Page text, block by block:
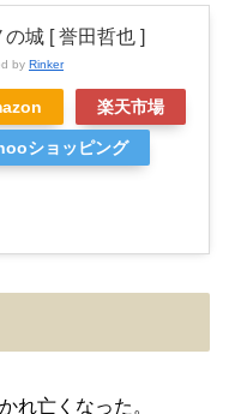
の城 [ 誉田哲也 ]
by Rinker
楽天市場
ショッピング
れ亡くなった。